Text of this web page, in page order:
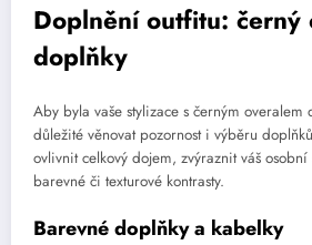
Doplnění outfitu: černý
doplňky
Aby byla vaše stylizace s černým overalem
důležité věnovat pozornost i výběru
ovlivnit celkový dojem, zvýraznit váš
barevné či texturové kontrasty.
Barevné doplňky a kabelky